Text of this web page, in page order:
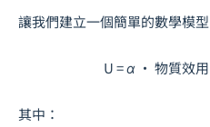
讓我們建立一個簡單的數學模
U = α · 物質效
其中：